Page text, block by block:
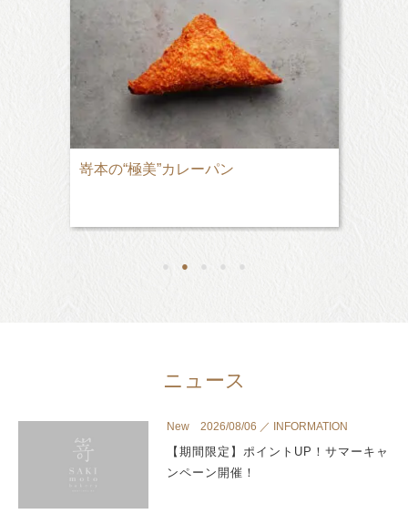
嵜本の“極美”カレーパン
● ● ● ● ●
ニュース
New 2026/08/06 ／ INFORMATION
【期間限定】ポイントUP！サマーキャ
ンペーン開催！